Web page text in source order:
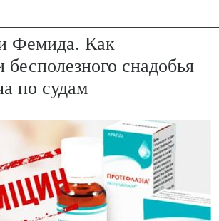
Фемида. Как
бесполезного снадобья
по судам